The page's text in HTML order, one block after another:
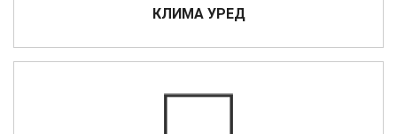
КЛИМА УРЕД